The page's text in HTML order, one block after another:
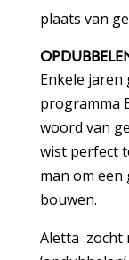
plaats van
Enkele
programma
woord van
wist perfect
man om een
bouwen.
Aletta zocht